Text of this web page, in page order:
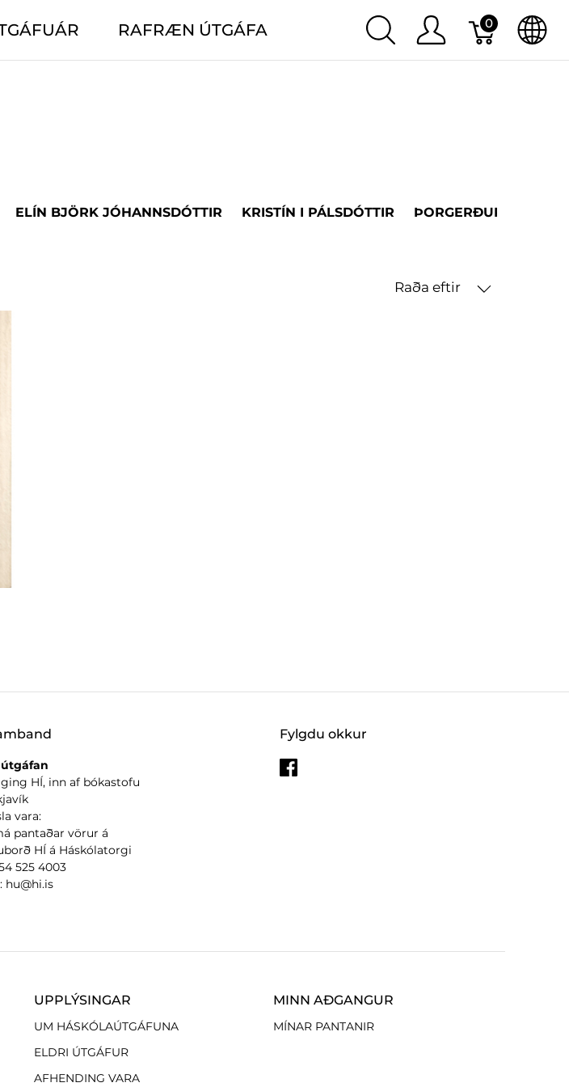
RAFRÆN ÚTGÁFA 0
ELÍN BJÖRK JÓHANNSDÓTTIR KRISTÍN I PÁLSDÓTTIR ÞORGERÐUR H.
Raða eftir
Fylgdu okkur
HÍ, inn af bókastofu
vara:
pantaðar vörur á
HÍ á Háskólatorgi
525 4003
hu@hi.is
UPPLÝSINGAR
UM HÁSKÓLAÚTGÁFUNA
ELDRI ÚTGÁFUR
AFHENDING VARA
MINN AÐGANGUR
MÍNAR PANTANIR